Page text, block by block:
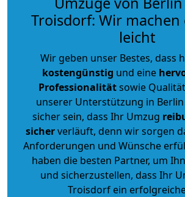
Troisdorf: Wir machen
leicht
Wir geben unser Bestes, dass
kostengünstig und eine
Professionalitätsowie
unserer Unterstützung in
sicher sein, dass Ihr Umzug
sicherverläuft, denn wir sorgen
Anforderungen und Wünsche
haben die besten Partner, um
und sicherzustellen, dass Ihr
Troisdorf ein